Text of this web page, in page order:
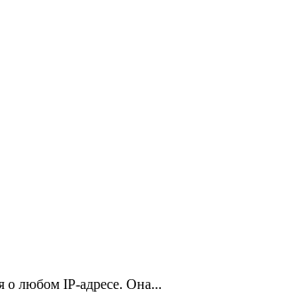
о любом IP-адресе. Она...